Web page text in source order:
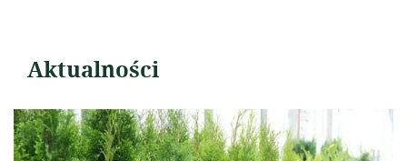
Aktualności